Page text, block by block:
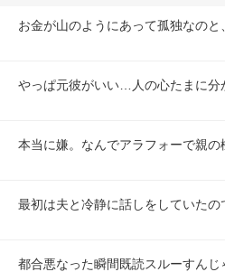
お金が山のようにあって孤独なの
やっぱ元彼がいい…人の心たまに分
本当に嫌。なんでアラフォーで親
最初は夫と冷静に話しをしていた
都合悪なった瞬間既読スルーすん